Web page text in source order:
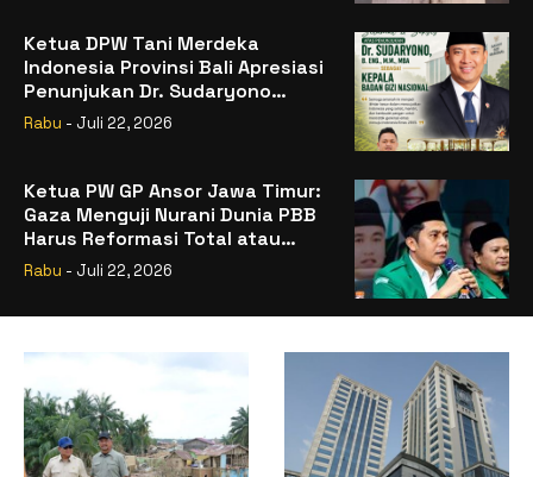
Ketua DPW Tani Merdeka
Indonesia Provinsi Bali Apresiasi
Penunjukan Dr. Sudaryono
sebagai Kepala Badan Gizi
Rabu - Juli 22, 2026
Ketua PW GP Ansor Jawa Timur:
Gaza Menguji Nurani Dunia PBB
Harus Reformasi Total atau
Kehilangan Legitimasi
Rabu - Juli 22, 2026